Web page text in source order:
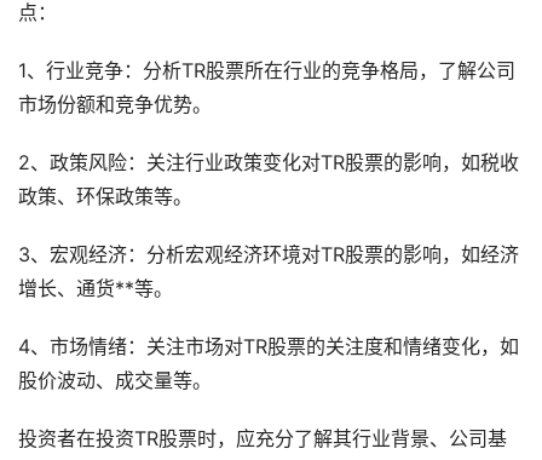
点：
1、行业竞争：分析TR股票所在行业的竞争格局，了解公司
市场份额和竞争优势。
2、政策风险：关注行业政策变化对TR股票的影响，如税收
政策、环保政策等。
3、宏观经济：分析宏观经济环境对TR股票的影响，如经济
增长、通货**等。
4、市场情绪：关注市场对TR股票的关注度和情绪变化，如
股价波动、成交量等。
投资者在投资TR股票时，应充分了解其行业背景、公司基